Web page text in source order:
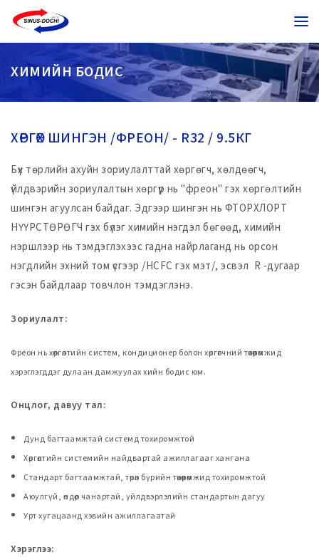
ХИМИЙН БОДИС
ХӨРГӨХ ШИНГЭН /ФРЕОН/ - R32 / 9.5КГ
Бүх төрлийн ахуйн зориулалттай хөргөгч, хөлдөөгч,
үйлдвэрийн зориулалтын хөргүүр нь "фреон" гэх хөргөлтийн
шингэн агуулсан байдаг. Эдгээр шингэн нь ФТОРХЛОРТ
НҮҮРСТӨРӨГЧ гэх бүлэг химийн нэгдэл бөгөөд, химийн
нэршлээр нь тэмдэглэхээс гадна найрлаганд нь орсон
нэгдлийн эхний том үсгээр /HCFC гэх мэт/, эсвэл R -дугаар
гэсэн байдлаар товчлон тэмдэглэнэ.
Зориулалт:
Фреон нь хөргөлтийн систем, кондиционер болон хөргөгчний төхөөрөмжид
хэрэглэгддэг дулаан дамжуулах хийн бодис юм.
Онцлог, давуу тал:
Дунд багтаамжтай системд тохиромжтой
Хөргөлтийн системийн найдвартай ажиллагааг хангана
Стандарт багтаамжтай, төрөл бүрийн төхөөрөмжид тохиромжтой
Аюулгүй, өндөр чанартай, үйлдвэрлэлийн стандартын дагуу
Урт хугацаанд хэвийн ажиллагаатай
Хэрэглээ: